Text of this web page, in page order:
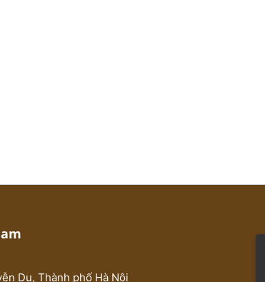
Du, Thành phố Hà Nội